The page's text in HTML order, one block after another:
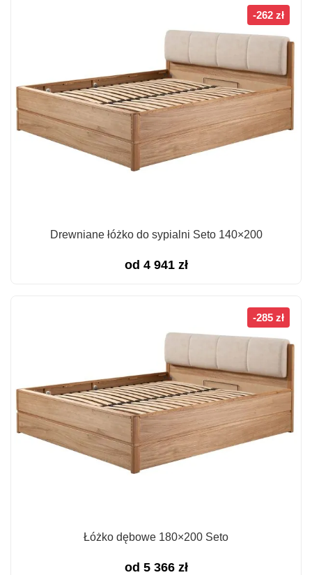
-262 zł
Drewniane łóżko do sypialni Seto 140×200
od 4 941 zł
-285 zł
Łóżko dębowe 180×200 Seto
od 5 366 zł